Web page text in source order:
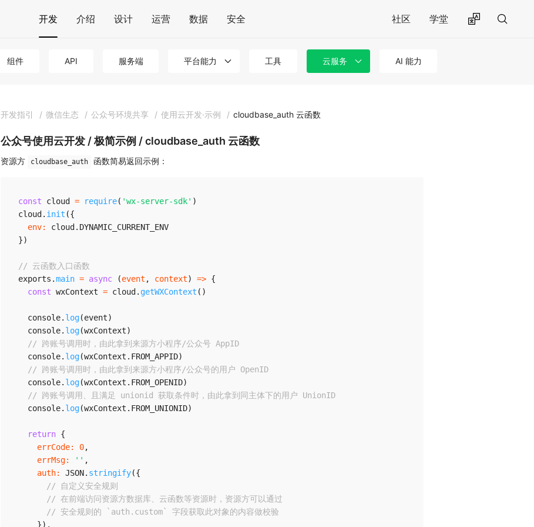
开发 介绍 设计 运营 数据 安全 社区 学堂
组件 API 服务端 平台能力 工具 云服务 AI 能力
开发指引 / 微信生态 / 公众号环境共享 / 使用云开发·示例 / cloudbase_auth 云函数
公众号使用云开发 / 极简示例 / cloudbase_auth 云函数
资源方 cloudbase_auth 函数简易返回示例：
const cloud = require( 'wx-server-sdk' )
cloud . init ({
env: cloud . DYNAMIC_CURRENT_ENV
})
// 云函数入口函数
exports .main = async (event , context) => {
const wxContext = cloud . getWXContext ( )
  console
. log(event)
  console
. log(wxContext)
// 跨账号调用时，由此拿到来源方小程序/公众号 AppID
  console
. log(wxContext . FROM_APPID)
// 跨账号调用时，由此拿到来源方小程序/公众号的用户 OpenID
  console
. log(wxContext . FROM_OPENID)
// 跨账号调用、且满足 unionid 获取条件时，由此拿到同主体下的用户 UnionID
  console
. log(wxContext . FROM_UNIONID)
return {
errCode: 0,
errMsg: '' ,
auth: JSON. stringify({
// 自定义安全规则
// 在前端访问资源方数据库、云函数等资源时，资源方可以通过
// 安全规则的 `auth.custom` 字段获取此对象的内容做校验
}) ,